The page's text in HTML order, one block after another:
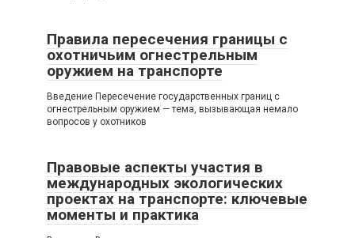
Правила пересечения границы с
охотничьим огнестрельным
оружием на транспорте
Введение Пересечение государственных границ с
огнестрельным оружием — тема, вызывающая немало
вопросов у охотников
Правовые аспекты участия в
международных экологических
проектах на транспорте: ключевые
моменты и практика